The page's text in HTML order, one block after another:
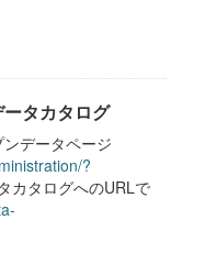
ータカタログ
データページ
?
カタログへのURLで